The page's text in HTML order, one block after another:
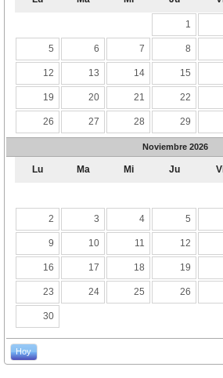
1
5 6 7 8
12 13 14 15
19 20 21 22
26 27 28 29
Noviembre 2026
Lu Ma Mi Ju
2 3 4 5
9 10 11 12
16 17 18 19
23 24 25 26
30
Hoy